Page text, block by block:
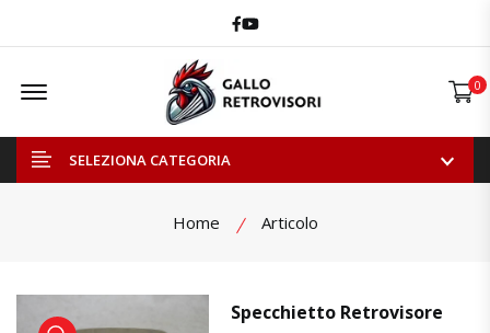
Facebook
Youtube
Offcanvas Menu Open 0
SELEZIONA CATEGORIA
Home Articolo
Specchietto Retrovisore